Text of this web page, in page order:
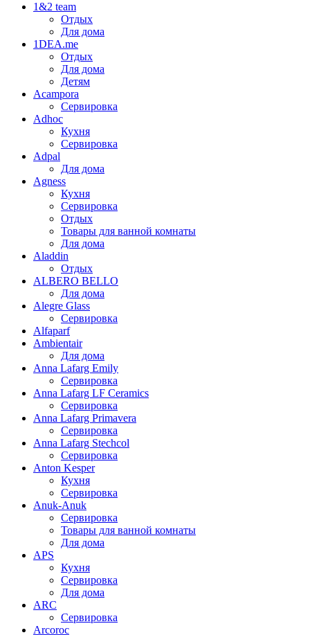
1&2 team
Отдых
Для дома
1DEA.me
Отдых
Для дома
Детям
Acampora
Сервировка
Adhoc
Кухня
Сервировка
Adpal
Для дома
Agness
Кухня
Сервировка
Отдых
Товары для ванной комнаты
Для дома
Aladdin
Отдых
ALBERO BELLO
Для дома
Alegre Glass
Сервировка
Alfaparf
Ambientair
Для дома
Anna Lafarg Emily
Сервировка
Anna Lafarg LF Ceramics
Сервировка
Anna Lafarg Primavera
Сервировка
Anna Lafarg Stechcol
Сервировка
Anton Kesper
Кухня
Сервировка
Anuk-Anuk
Сервировка
Товары для ванной комнаты
Для дома
APS
Кухня
Сервировка
Для дома
ARC
Сервировка
Arcoroc